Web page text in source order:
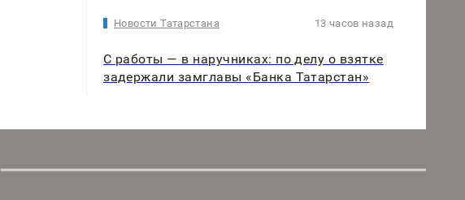
Новости Татарстана 13 часов назад
С работы — в наручниках: по делу о взятке
задержали замглавы «Банка Татарстан»